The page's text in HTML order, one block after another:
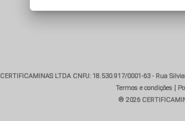
CERTIFICAMINAS LTDA CNPJ: 18.530.917/0001-63 - Rua
Termos e condições
® 2026